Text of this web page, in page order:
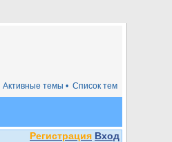
Список тем
Активные темы •
Регистрация Вход